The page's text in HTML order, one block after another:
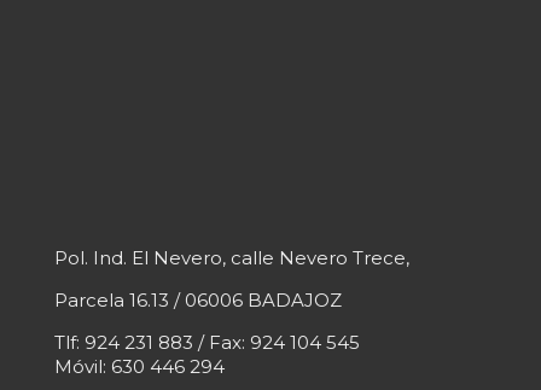
Pol. Ind. El Nevero, calle Nevero Trece,
Parcela 16.13 / 06006 BADAJOZ
Tlf: 924 231 883 / Fax: 924 104 545
Móvil: 630 446 294